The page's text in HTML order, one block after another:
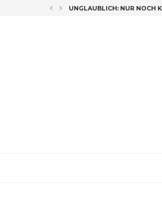
CO-AUTORIN UNGLAUBLICH: NUR NOCH